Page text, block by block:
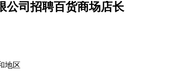
公司招聘百货商场店长
地区